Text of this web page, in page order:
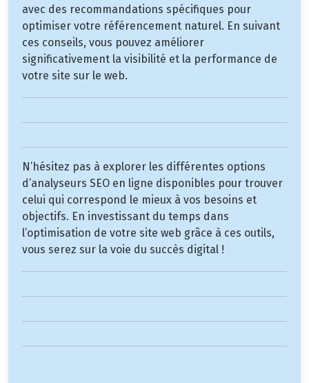
avec des recommandations spécifiques pour
optimiser votre référencement naturel. En suivant
ces conseils, vous pouvez améliorer
significativement la visibilité et la performance de
votre site sur le web.
N’hésitez pas à explorer les différentes options
d’analyseurs SEO en ligne disponibles pour trouver
celui qui correspond le mieux à vos besoins et
objectifs. En investissant du temps dans
l’optimisation de votre site web grâce à ces outils,
vous serez sur la voie du succès digital !